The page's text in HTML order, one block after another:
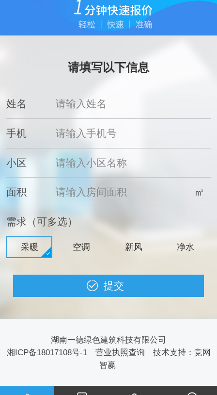
请填写以下信息
姓名
手机
小区
面积 ㎡
需求（可多选）
采暖 空调 新风 净水
湖南一德绿色建筑科技有限公司
湘ICP备18017108号-1
营业执照查询 技术支持： 竞网
智赢